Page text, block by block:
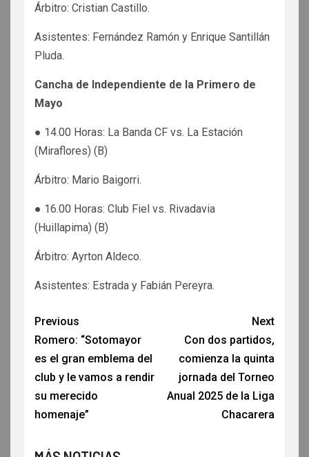
Árbitro: Cristian Castillo.
Asistentes: Fernández Ramón y Enrique Santillán
Pluda.
Cancha de Independiente de la Primero de
Mayo
● 14.00 Horas: La Banda CF vs. La Estación
(Miraflores) (B)
Árbitro: Mario Baigorri.
● 16.00 Horas: Club Fiel vs. Rivadavia
(Huillapima) (B)
Árbitro: Ayrton Aldeco.
Asistentes: Estrada y Fabián Pereyra.
Previous
Romero: “Sotomayor
es el gran emblema del
club y le vamos a rendir
su merecido
homenaje”
Next
Con dos partidos,
comienza la quinta
jornada del Torneo
Anual 2025 de la Liga
Chacarera